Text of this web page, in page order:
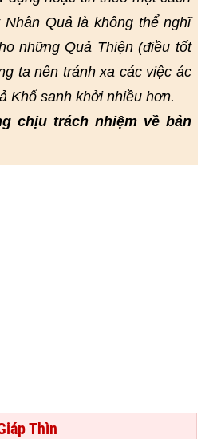
Quả là không thể nghĩ
những Quả Thiện (điều tốt
ta nên tránh xa các việc ác
Khổ sanh khởi nhiều hơn.
chịu trách nhiệm về bản
Thìn